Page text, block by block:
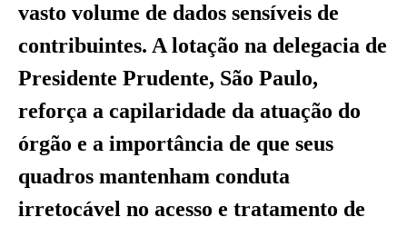
vasto volume de dados sensíveis de
contribuintes. A lotação na delegacia de
Presidente Prudente, São Paulo,
reforça a capilaridade da atuação do
órgão e a importância de que seus
quadros mantenham conduta
irretocável no acesso e tratamento de